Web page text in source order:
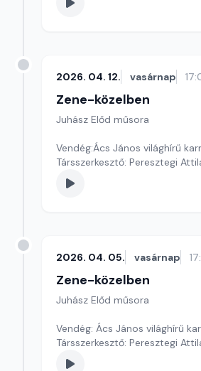
2026. 04. 12. vasárnap
Zene-közelben
Juhász Előd műsora
Vendég:Ács János világhírű
Társszerkesztő: Peresztegi
2026. 04. 05. vasárnap
Zene-közelben
Juhász Előd műsora
Vendég: Ács János világhírű
Társszerkesztő: Peresztegi